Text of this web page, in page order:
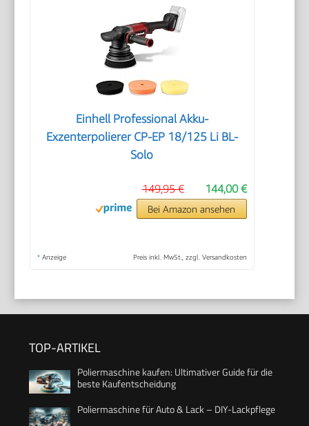
Einhell Professional Akku-
Exzenterpolierer CP-EP 18/125 Li BL-
Solo
144,00 €
149,95 €
Bei Amazon ansehen
* Anzeige Preis inkl. MwSt., zzgl. Versandkosten
TOP-ARTIKEL
Poliermaschine kaufen: Ultimativer Guide für die
beste Kaufentscheidung
Poliermaschine für Auto & Lack – DIY-Lackpflege